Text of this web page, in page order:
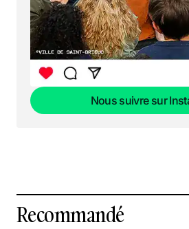
Nous suivre sur
Recommandé